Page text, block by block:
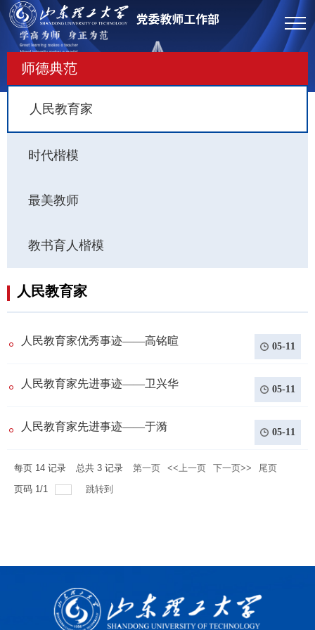
师德典范
人民教育家
时代楷模
最美教师
教书育人楷模
人民教育家
人民教育家优秀事迹——高铭暄 05-11
人民教育家先进事迹——​卫兴华 05-11
人民教育家先进事迹——于漪 05-11
每页 14 记录 总共 3 记录 第一页 <<上一页 下一页>>
尾页
页码 1/1 跳转到